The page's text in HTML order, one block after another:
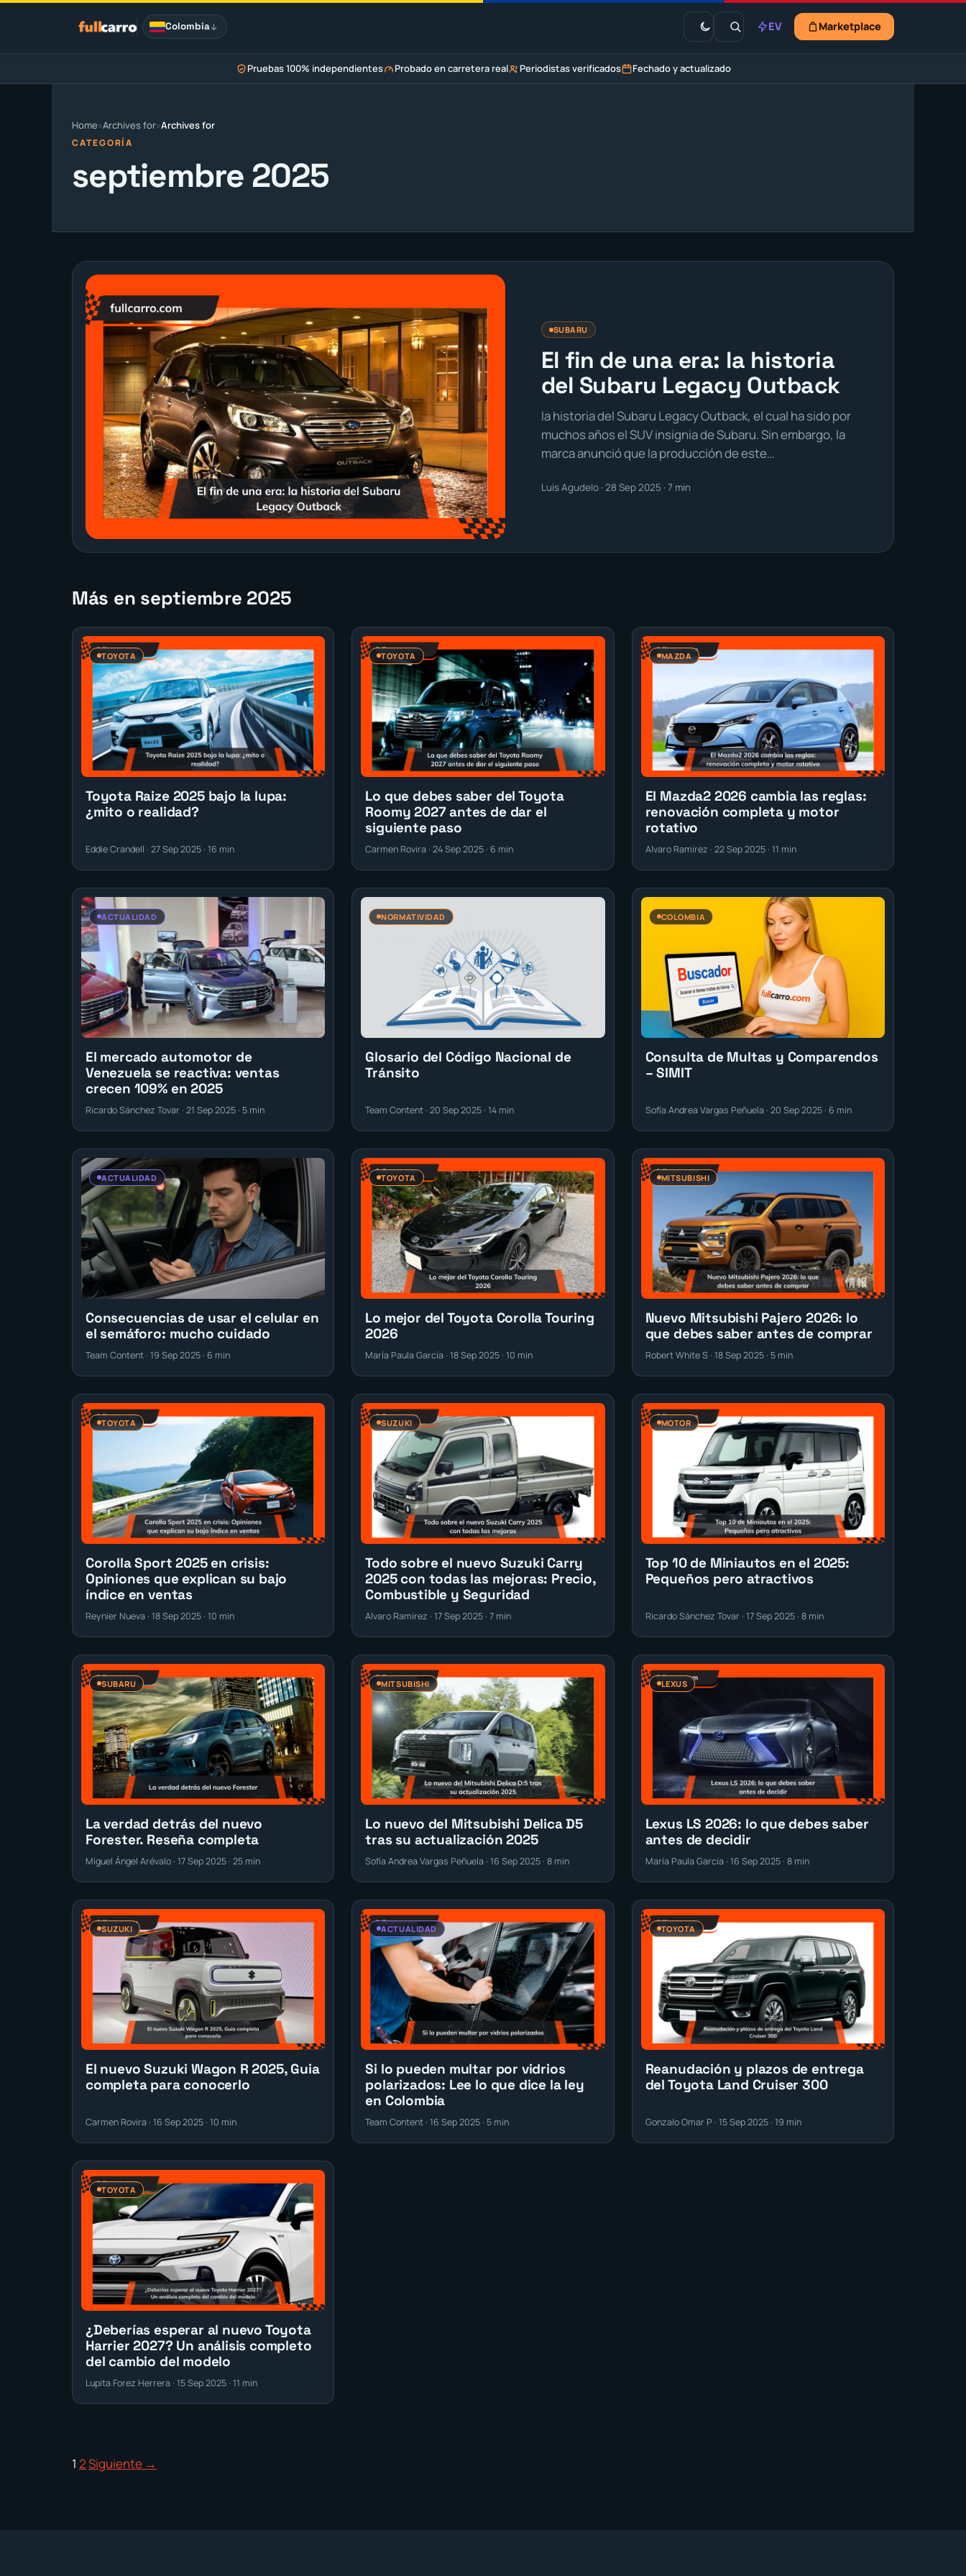
Saltar
Colombia EV Marketplace
Pruebas 100% independientes Probado en carretera real Periodistas verificados Fechado y actualizado
Home»Archives for»Archives for
CATEGORÍA
septiembre 2025
SUBARU
El fin de una era: la historia
del Subaru Legacy Outback
la historia del Subaru Legacy Outback, el cual ha sido por
muchos años el SUV insignia de Subaru. Sin embargo, la
marca anunció que la producción de este…
Luis Agudelo · 28 Sep 2025 · 7 min
Más en septiembre 2025
TOYOTA
Toyota Raize 2025 bajo la lupa:
¿mito o realidad?
Eddie Crandell · 27 Sep 2025 · 16 min
TOYOTA
Lo que debes saber del Toyota
Roomy 2027 antes de dar el
siguiente paso
Carmen Rovira · 24 Sep 2025 · 6 min
MAZDA
El Mazda2 2026 cambia las reglas:
renovación completa y motor
rotativo
Alvaro Ramirez · 22 Sep 2025 · 11 min
ACTUALIDAD
El mercado automotor de
Venezuela se reactiva: ventas
crecen 109% en 2025
Ricardo Sánchez Tovar · 21 Sep 2025 · 5 min
NORMATIVIDAD
Glosario del Código Nacional de
Tránsito
Team Content · 20 Sep 2025 · 14 min
COLOMBIA
Consulta de Multas y Comparendos
– SIMIT
Sofía Andrea Vargas Peñuela · 20 Sep 2025 · 6 min
ACTUALIDAD
Consecuencias de usar el celular en
el semáforo: mucho cuidado
Team Content · 19 Sep 2025 · 6 min
TOYOTA
Lo mejor del Toyota Corolla Touring
2026
María Paula García · 18 Sep 2025 · 10 min
MITSUBISHI
Nuevo Mitsubishi Pajero 2026: lo
que debes saber antes de comprar
Robert White S · 18 Sep 2025 · 5 min
TOYOTA
Corolla Sport 2025 en crisis:
Opiniones que explican su bajo
índice en ventas
Reynier Nueva · 18 Sep 2025 · 10 min
SUZUKI
Todo sobre el nuevo Suzuki Carry
2025 con todas las mejoras: Precio,
Combustible y Seguridad
Alvaro Ramirez · 17 Sep 2025 · 7 min
MOTOR
Top 10 de Miniautos en el 2025:
Pequeños pero atractivos
Ricardo Sánchez Tovar · 17 Sep 2025 · 8 min
SUBARU
La verdad detrás del nuevo
Forester. Reseña completa
Miguel Ángel Arévalo · 17 Sep 2025 · 25 min
MITSUBISHI
Lo nuevo del Mitsubishi Delica D5
tras su actualización 2025
Sofía Andrea Vargas Peñuela · 16 Sep 2025 · 8 min
LEXUS
Lexus LS 2026: lo que debes saber
antes de decidir
María Paula García · 16 Sep 2025 · 8 min
SUZUKI
El nuevo Suzuki Wagon R 2025, Guia
completa para conocerlo
Carmen Rovira · 16 Sep 2025 · 10 min
ACTUALIDAD
Si lo pueden multar por vidrios
polarizados: Lee lo que dice la ley
en Colombia
Team Content · 16 Sep 2025 · 5 min
TOYOTA
Reanudación y plazos de entrega
del Toyota Land Cruiser 300
Gonzalo Omar P · 15 Sep 2025 · 19 min
TOYOTA
¿Deberías esperar al nuevo Toyota
Harrier 2027? Un análisis completo
del cambio del modelo
Lupita Forez Herrera · 15 Sep 2025 · 11 min
1 2Siguiente →